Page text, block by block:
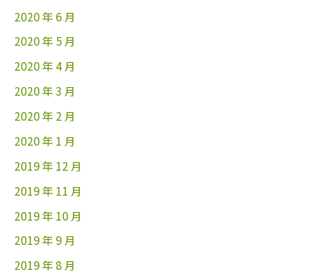
2020 年 6 月
2020 年 5 月
2020 年 4 月
2020 年 3 月
2020 年 2 月
2020 年 1 月
2019 年 12 月
2019 年 11 月
2019 年 10 月
2019 年 9 月
2019 年 8 月